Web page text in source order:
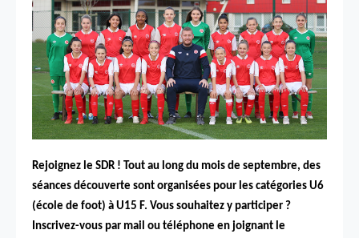
Rejoignez le SDR ! Tout au long du mois de septembre, des
séances découverte sont organisées pour les catégories U6
(école de foot) à U15 F. Vous souhaitez y participer ?
Inscrivez-vous par mail ou téléphone en joignant le